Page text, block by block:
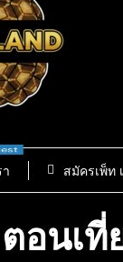
สมัครเพ็ท
อนเที่